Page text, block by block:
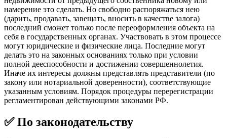
намерение это сделать. Но свободно распоряжаться нею
(дарить, продавать, завещать, вносить в качестве залога)
последний сможет только после переоформления объекта на
себя в государственных органах. Участвовать в этом процессе
могут юридические и физические лица. Последние могут
делать это на законных основаниях только при условии
полной дееспособности и достижении совершеннолетия.
Иначе их интересы должны представлять представители (по
закону или нотариальной доверенности), соответствующие
указанным условиям. Порядок процедуры перерегистрации
регламентирован действующими законами РФ.
✅ По законодательству